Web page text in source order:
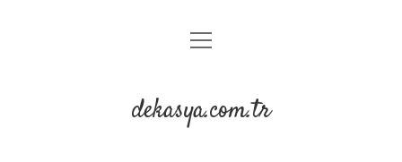
Anasayfa
Yasal Uyarı
menüyü
dekasya.com.tr